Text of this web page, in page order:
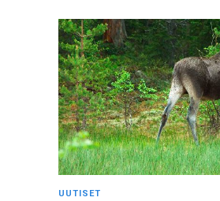
UUTISET